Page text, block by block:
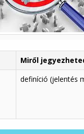
Miről
definíció (jelentés